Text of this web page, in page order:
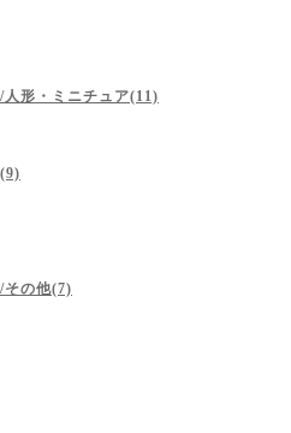
形・ミニチュア(11)
その他(7)